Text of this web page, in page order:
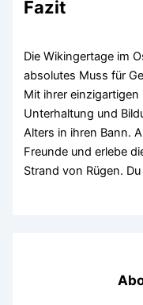
Fazit
Die Wikingertage im
absolutes Muss für
Mit ihrer
Unterhaltung und
Alters in ihren Bann.
Freunde und erlebe
Strand von Rügen.